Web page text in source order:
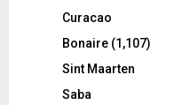
Curacao
Bonaire (1,107)
Sint Maarten
Saba